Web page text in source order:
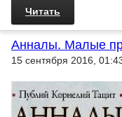
Читать
Анналы. Малые
15 сентября 2016,